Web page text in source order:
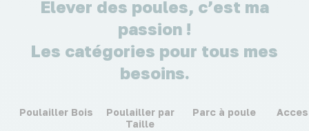
Elever des poules, c’est ma
passion !
Les catégories pour tous mes
besoins.
Poulailler Bois
Poulailler par
Taille
Parc à poule